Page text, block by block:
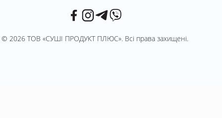
© 2026 ТОВ «СУШІ ПРОДУКТ ПЛЮС». Всі права захищені.